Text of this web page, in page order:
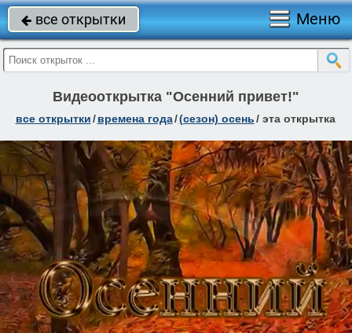
 все открытки Меню
Видеооткрытка "Осенний привет!"
все открытки/ времена года/(сезон) осень/ эта открытка